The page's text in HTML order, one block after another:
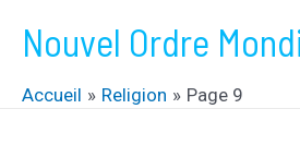
contenu
Nouvel Ordre
Accueil Religion Page 9